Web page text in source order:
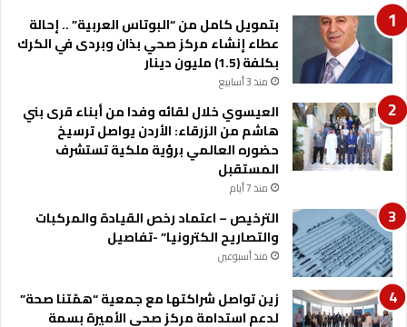
ف
ي
ت
ح
ق
ي
ق
أ
ه
د
ف
ر
ؤ
ي
ة
ا
ر
ل
م
ج
ت
م
ع
ي
ت
ع
ز
ز
ق
ي
م
بتمويل كامل من “البوتاس العربية” .. إحالة
عطاء إنشاء مركز صحي بذان وبردى في الكرك
بكلفة (1.5) مليون دينار
منذ 3 أسابيع
العيسوي خلال لقائه وفدا من أبناء قرى بني
هاشم من الزرقاء: الأردن يواصل ترسيخ
حضوره العالمي برؤية ملكية تستشرف
المستقبل
منذ 7 أيام
الترخيص – اعتماد رخص القيادة والمركبات
والتصاريح الكترونيا” -تفاصيل
منذ أسبوعين
زين تواصل شراكتها مع جمعية “همّتنا صحة”
لدعم استدامة مركز صحي الأميرة بسمة